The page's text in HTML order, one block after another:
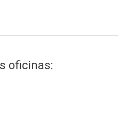
oficinas: